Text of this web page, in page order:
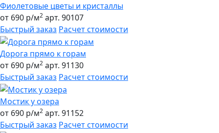
Фиолетовые цветы и кристаллы
от 690 р/м2 арт. 90107
Быстрый заказ Расчет стоимости
Дорога прямо к горам
от 690 р/м2 арт. 91130
Быстрый заказ Расчет стоимости
Мостик у озера
от 690 р/м2 арт. 91152
Быстрый заказ Расчет стоимости